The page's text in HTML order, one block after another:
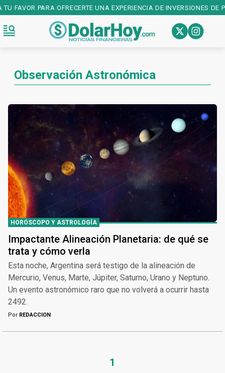
PARA OFRECERTE UNA EXPERIENCIA DE INVERSIONES DE
Observación Astronómica
HORÓSCOPO Y ASTROLOGÍA
Impactante Alineación Planetaria: de qué se
trata y cómo verla
Esta noche, Argentina será testigo de la alineación de
Mercurio, Venus, Marte, Júpiter, Saturno, Urano y Neptuno.
Un evento astronómico raro que no volverá a ocurrir hasta
2492.
Por REDACCION
1